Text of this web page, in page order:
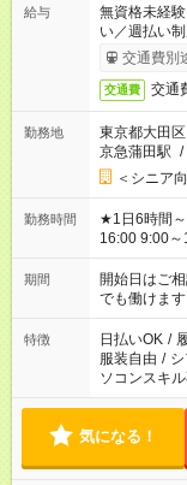
給与
無資格未経
い／週払い
完了次第の
交通費別
交通費 交通
勤務地
東京都大田区
京急蒲田駅 /
＜シニア
勤務時間
★1日6時間～の時短シフト
16:00 9:00～
場合、他の
ん ※法令に
となります
短時間・短
期間
開始日はご
でも働けます
特徴 日払いOK /
服装自由 /
ソコンスキ
気になる！